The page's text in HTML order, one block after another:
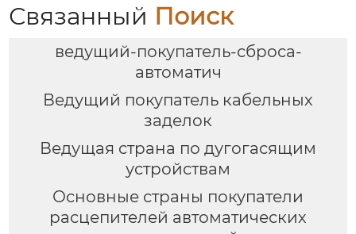
Связанный Поиск
ведущий-покупатель-сброса-
автоматич
Ведущий покупатель кабельных
заделок
Ведущая страна по дугогасящим
устройствам
Основные страны покупатели
расцепителей автоматических